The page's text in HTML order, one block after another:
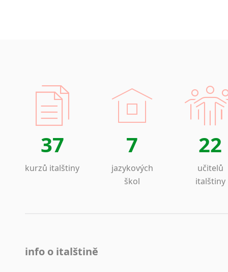
37
kurzů italštiny
7
jazykových
škol
22
učitelů
italštiny
info o italštině